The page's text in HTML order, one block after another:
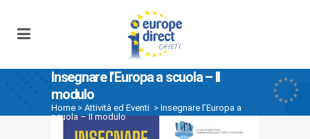
Insegnare l’Europa a scuola – II
modulo
Home > Attività ed Eventi > Insegnare l’Europa a
scuola – II modulo